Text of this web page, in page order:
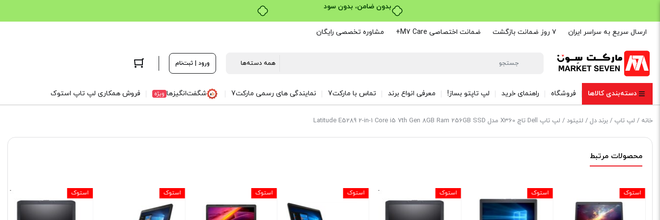
خرید قسطی با ترب‌پی
ارسال سریع به سراسر ایران ۷ روز ضمانت بازگشت ضمانت اختصاصی M7 Care+ مشاوره تخصصی رایگان
ورود | ثبت‌نام
دسته‌بندی کالاها فروشگاه راهنمای خرید لپ تاپتو بساز! معرفی انواع برند تماس با مارکت7 نمایندگی های رسمی مارکت7 شگفت‌انگیزها ویژه فروش همکاری لپ تاپ استوک
خانه / لپ تاپ / برند دل / لتیتود / لپ تاپ Dell تاچ X360 مدل Latitude E5289 2-in-1 Core i5 7th Gen 8GB Ram 256GB SSD
محصولات مرتبط
استوک استوک استوک استوک استوک استوک استوک